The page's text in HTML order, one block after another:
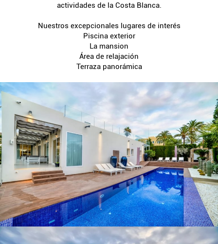
actividades de la Costa Blanca.
Nuestros excepcionales lugares de interés
Piscina exterior
La mansion
Área de relajación
Terraza panorámica